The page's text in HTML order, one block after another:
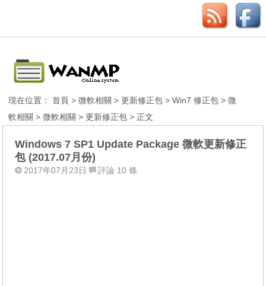
現在位置：首頁 >微軟相關 >更新修正包 >Win7 修正包 >微
軟相關 >微軟相關 >更新修正包 > 正文
Windows 7 SP1 Update Package 微軟更新修正
包 (2017.07月份)
2017年07月23日 評論 10 條